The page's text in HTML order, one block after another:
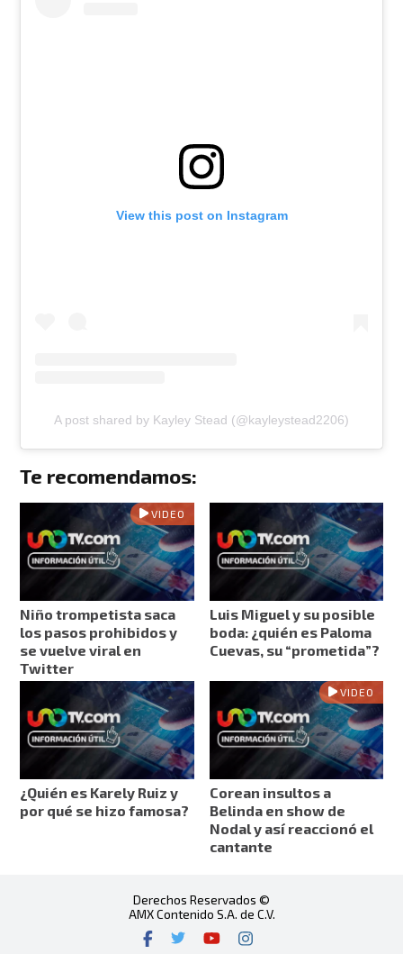
View this post on Instagram
A post shared by Kayley Stead (@kayleystead2206)
Te recomendamos:
VIDEO
Niño trompetista saca
los pasos prohibidos y
se vuelve viral en
Twitter
Luis Miguel y su posible
boda: ¿quién es Paloma
Cuevas, su “prometida”?
¿Quién es Karely Ruiz y
por qué se hizo famosa?
VIDEO
Corean insultos a
Belinda en show de
Nodal y así reaccionó el
cantante
Derechos Reservados ©
AMX Contenido S.A. de C.V.